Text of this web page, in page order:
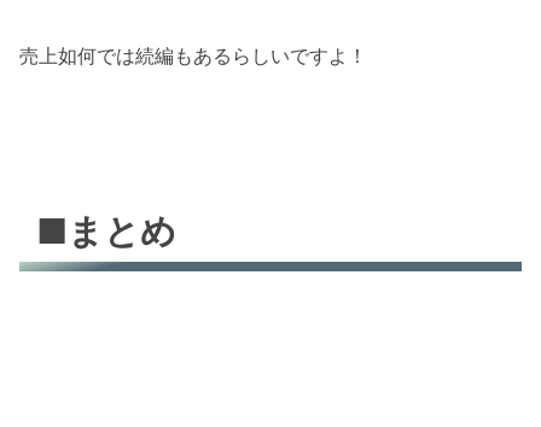
売上如何では続編もあるらしいですよ！
■まとめ